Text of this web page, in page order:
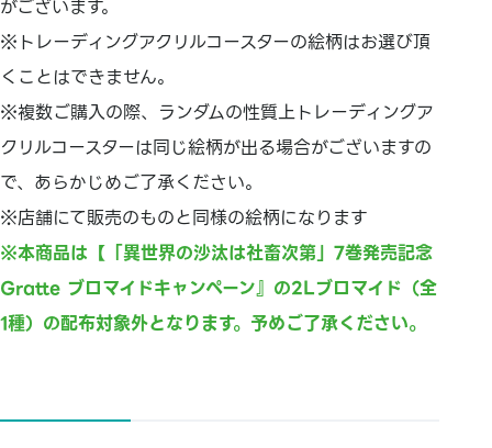
がございます。
※トレーディングアクリルコースターの絵柄はお選び頂
くことはできません。
※複数ご購入の際、ランダムの性質上トレーディングア
クリルコースターは同じ絵柄が出る場合がございますの
で、あらかじめご了承ください。
※店舗にて販売のものと同様の絵柄になります
※本商品は【「異世界の沙汰は社畜次第」7巻発売記念
Gratte ブロマイドキャンペーン』の2Lブロマイド（全
1種）の配布対象外となります。予めご了承ください。